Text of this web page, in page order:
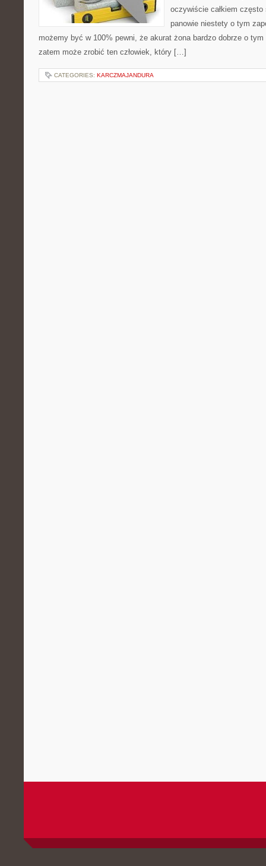
oczywiście całkiem
panowie niestety o tym
możemy być w 100% pewni, że akurat żona bardzo dobrze o
zatem może zrobić ten człowiek, który […]
CATEGORIES: KARCZMAJANDURA